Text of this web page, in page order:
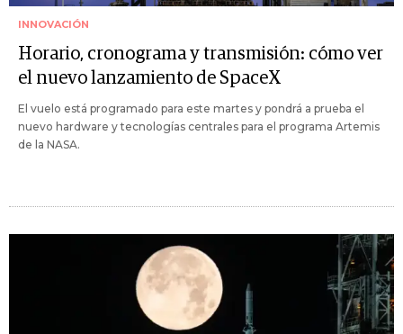
INNOVACIÓN
Horario, cronograma y transmisión: cómo ver
el nuevo lanzamiento de SpaceX
El vuelo está programado para este martes y pondrá a prueba el
nuevo hardware y tecnologías centrales para el programa Artemis
de la NASA.